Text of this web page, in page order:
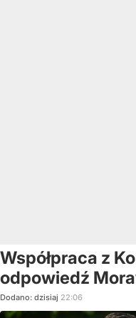
Współpraca z
odpowiedź
Dodano: dzisiaj 22:06